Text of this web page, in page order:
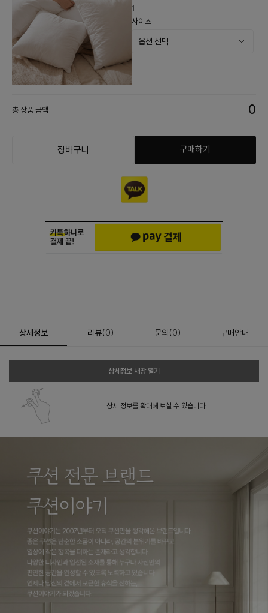
1
사이즈
총 상품 금액 0
장바구니 구매하기
상세정보 리뷰(0) 문의 (0) 구매안내
상세정보 새창 열기
상세 정보를 확대해 보실 수 있습니다.